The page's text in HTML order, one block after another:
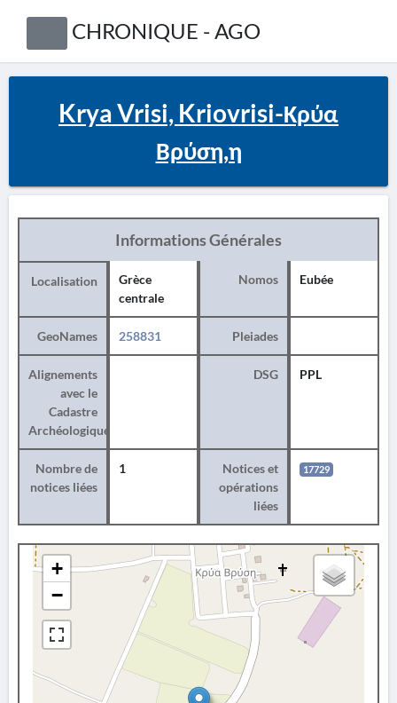
CHRONIQUE - AGO
Krya Vrisi, Kriovrisi-Κρύα
Βρύση,η
Informations Générales
Localisation
Grèce
centrale
Nomos Eubée
GeoNames 258831 Pleiades
Alignements
avec le
Cadastre
Archéologique
DSG PPL
Nombre de
notices liées
1
Notices et
opérations
liées
17729
+
−